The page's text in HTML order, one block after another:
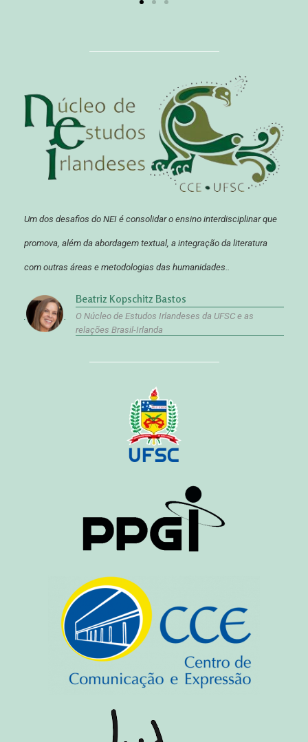
Um dos desafios do NEI é consolidar o ensino interdisciplinar que
promova, além da abordagem textual, a integração da literatura
com outras áreas e metodologias das humanidades..
Beatriz Kopschitz Bastos
O Núcleo de Estudos Irlandeses da UFSC e as
relações Brasil-Irlanda